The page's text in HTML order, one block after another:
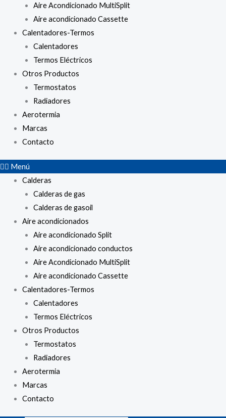
Aire Acondicionado MultiSplit
Aire acondicionado Cassette
Calentadores-Termos
Calentadores
Termos Eléctricos
Otros Productos
Termostatos
Radiadores
Aerotermia
Marcas
Contacto
Menú
Calderas
Calderas de gas
Calderas de gasoil
Aire acondicionados
Aire acondicionado Split
Aire acondicionado conductos
Aire Acondicionado MultiSplit
Aire acondicionado Cassette
Calentadores-Termos
Calentadores
Termos Eléctricos
Otros Productos
Termostatos
Radiadores
Aerotermia
Marcas
Contacto